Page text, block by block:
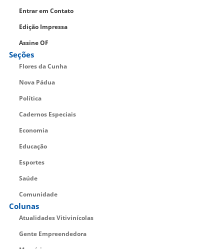
Entrar em Contato
Edição Impressa
Assine OF
Seções
Flores da Cunha
Nova Pádua
Política
Cadernos Especiais
Economia
Educação
Esportes
Saúde
Comunidade
Colunas
Atualidades Vitivinícolas
Gente Empreendedora